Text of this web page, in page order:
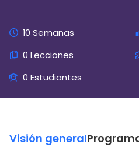
10 Semanas
0 Lecciones
0 Estudiantes
Visión general